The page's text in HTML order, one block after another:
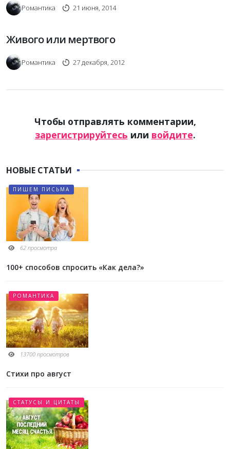
Романтика 21 июня, 2014
Живого или мертвого
Романтика 27 декабря, 2012
Чтобы отправлять комментарии,
зарегистрируйтесь или войдите.
НОВЫЕ СТАТЬИ
ПИШЕМ ПИСЬМА
62 просмотра
100+ способов спросить «Как дела?»
РОМАНТИКА